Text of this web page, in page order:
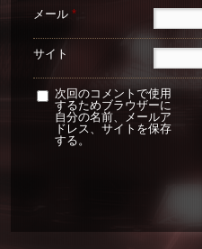
メール *
サイト
次回のコメントで使用
するためブラウザーに
自分の名前、メールア
ドレス、サイトを保存
する。